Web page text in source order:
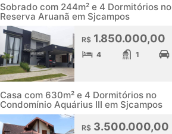
Sobrado com 244m² e 4 Dormitórios no
Reserva Aruanã em Sjcampos
R$1.850.000,00
4 1
Casa com 630m² e 4 Dormitórios no
Condomínio Aquárius III em Sjcampos
R$3.500.000,00